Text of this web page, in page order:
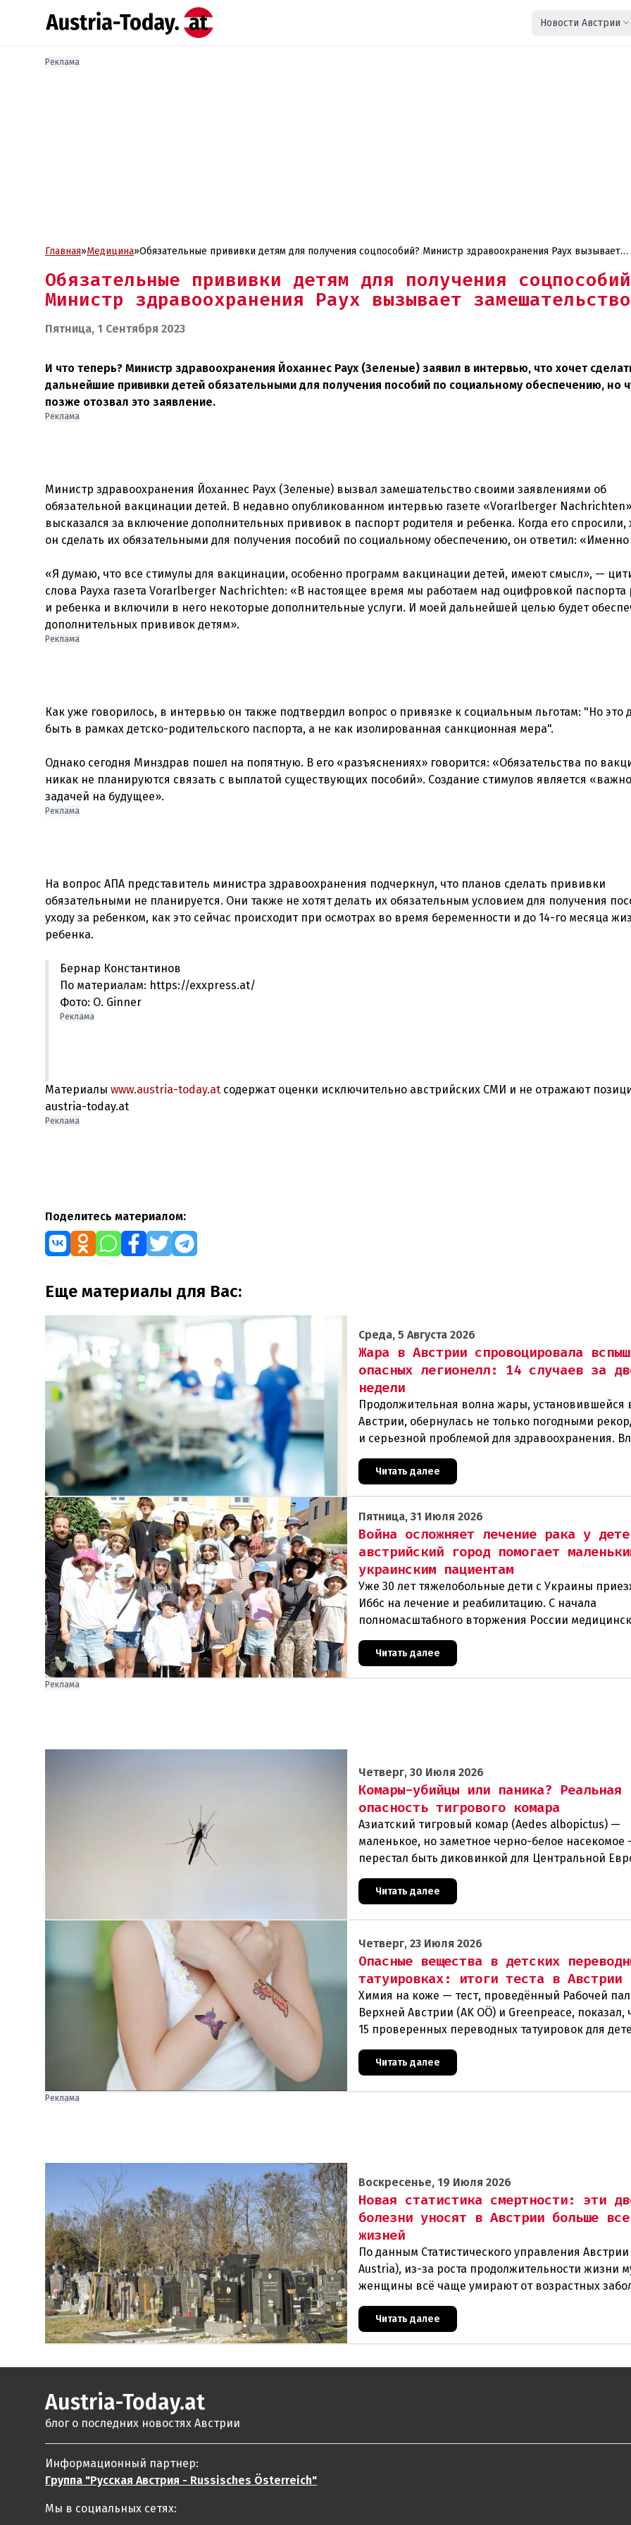
Новости Австрии
Реклама
Главная»Медицина»Обязательные прививки детям для получения соцпособий? Министр здравоохранения Раух вызывает
Обязательные прививки детям для получения
Министр здравоохранения Раух вызывает замешательство
Пятница, 1 Сентября 2023
И что теперь? Министр здравоохранения Йоханнес Раух (Зеленые) заявил в интервью, что хочет
дальнейшие прививки детей обязательными для получения пособий по социальному обеспечению, но
позже отозвал это заявление.
Реклама
Министр здравоохранения Йоханнес Раух (Зеленые) вызвал замешательство своими заявлениями об
обязательной вакцинации детей. В недавно опубликованном интервью газете «Vorarlberger
высказался за включение дополнительных прививок в паспорт родителя и ребенка. Когда его спросили,
он сделать их обязательными для получения пособий по социальному обеспечению, он ответил: «Именно
«Я думаю, что все стимулы для вакцинации, особенно программ вакцинации детей, имеют смысл», —
слова Рауха газета Vorarlberger Nachrichten: «В настоящее время мы работаем над оцифровкой паспорта
и ребенка и включили в него некоторые дополнительные услуги. И моей дальнейшей целью будет
Реклама
Как уже говорилось, в интервью он также подтвердил вопрос о привязке к социальным льготам: "Но это
быть в рамках детско-родительского паспорта, а не как изолированная санкционная мера".
Однако сегодня Минздрав пошел на попятную. В его «разъяснениях» говорится: «Обязательства по
никак не планируются связать с выплатой существующих пособий». Создание стимулов является
Реклама
На вопрос АПА представитель министра здравоохранения подчеркнул, что планов сделать прививки
обязательными не планируется. Они также не хотят делать их обязательным условием для получения
уходу за ребенком, как это сейчас происходит при осмотрах во время беременности и до 14-го месяца
Бернар Константинов
По материалам: https://exxpress.at/
Фото: O. Ginner
Реклама
Материалы www.austria-today.at содержат оценки исключительно австрийских СМИ и не отражают
austria-today.at
Реклама
Поделитесь материалом:
Еще материалы для Вас:
Среда, 5 Августа 2026
Жара в Австрии спровоцировала
опасных легионелл: 14 случаев за
недели
Продолжительная волна жары, установившейся
Австрии, обернулась не только погодными
и серьезной проблемой для здравоохранения.
регистрируют резкий рост случаев заражения
Читать далее
Пятница, 31 Июля 2026
Война осложняет лечение рака у
австрийский город помогает
украинским пациентам
Уже 30 лет тяжелобольные дети с Украины
Иббс на лечение и реабилитацию. С начала
полномасштабного вторжения России
помощь на родине стала еще менее
Чернобыля
Читать далее
Реклама
Четверг, 30 Июля 2026
Комары-убийцы или паника? Реальная
опасность тигрового комара
Азиатский тигровый комар (Aedes albopictus) —
маленькое, но заметное черно-белое насекомое
перестал быть диковинкой для Центральной
последние годы он прочно обосновался в
теперь
Читать далее
Четверг, 23 Июля 2026
Опасные вещества в детских
татуировках: итоги теста в Австрии
Химия на коже — тест, проведённый Рабочей
Верхней Австрии (AK OÖ) и Greenpeace, показал,
15 проверенных переводных татуировок для
рекомендуются к использованию из-за содержа
Читать далее
Реклама
Воскресенье, 19 Июля 2026
Новая статистика смертности: эти
болезни уносят в Австрии больше
жизней
По данным Статистического управления
Austria), из-за роста продолжительности жизни
женщины всё чаще умирают от возрастных
Читать далее
Austria-Today.at
блог о последних новостях Австрии
Информационный партнер:
Группа "Русская Австрия - Russisches Österreich"
Мы в социальных сетях: